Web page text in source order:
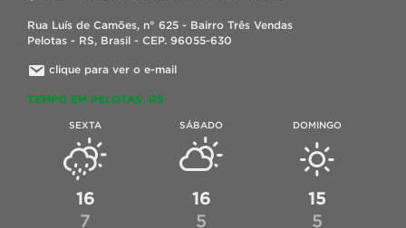
Rua Luís de Camões, n° 625 - Bairro Três Vendas
Pelotas - RS, Brasil - CEP. 96055-630
clique para ver o e-mail
TEMPO EM PELOTAS, RS
SEXTA
16
7
SÁBADO
16
5
DOMINGO
15
5